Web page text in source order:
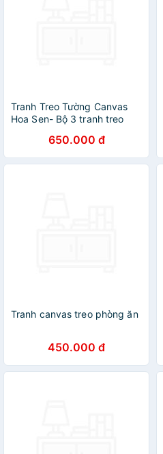
Tranh Treo Tường Canvas
Hoa Sen- Bộ 3 tranh treo
650.000 đ
Tranh canvas treo phòng ăn
450.000 đ